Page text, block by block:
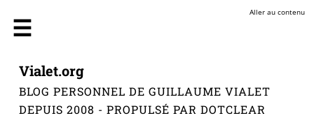
Aller au contenu
Vialet.org
BLOG PERSONNEL DE GUILLAUME VIALET
DEPUIS 2008 - PROPULSÉ PAR DOTCLEAR